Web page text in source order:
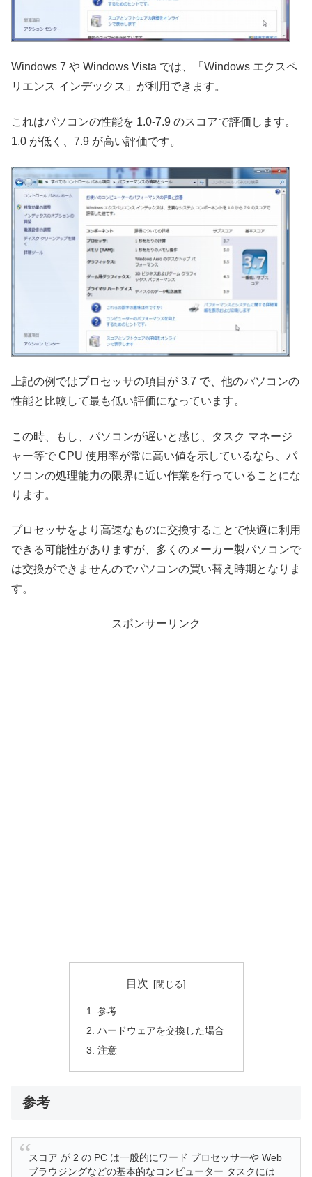
Windows 7 や Windows Vista では、「Windows エクスペ
リエンス インデックス」が利用できます。
これはパソコンの性能を 1.0-7.9 のスコアで評価します。
1.0 が低く、7.9 が高い評価です。
上記の例ではプロセッサの項目が 3.7 で、他のパソコンの
性能と比較して最も低い評価になっています。
この時、もし、パソコンが遅いと感じ、タスク マネージ
ャー等で CPU 使用率が常に高い値を示しているなら、パ
ソコンの処理能力の限界に近い作業を行っていることにな
ります。
プロセッサをより高速なものに交換することで快適に利用
できる可能性がありますが、多くのメーカー製パソコンで
は交換ができませんのでパソコンの買い替え時期となりま
す。
スポンサーリンク
目次
参考
ハードウェアを交換した場合
注意
参考
スコア が 2 の PC は一般的にワード プロセッサーや Web
ブラウジングなどの基本的なコンピューター タスクには